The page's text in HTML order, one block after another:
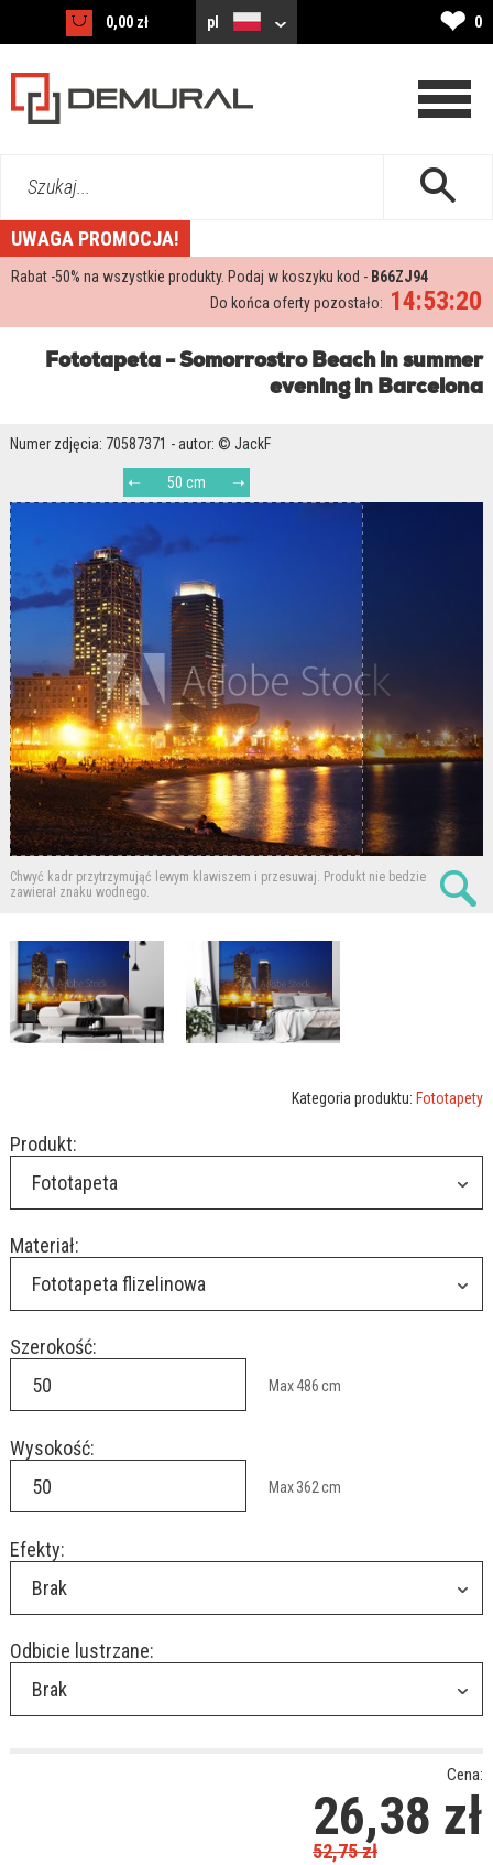
0,00 zł pl ❤ 0
Szukaj...
UWAGA PROMOCJA!
Rabat -50% na wszystkie produkty. Podaj w koszyku kod - B66ZJ94
14:53:18
Do końca oferty pozostało:
Fototapeta - Somorrostro Beach in summer
evening in Barcelona
Numer zdjęcia: 70587371 - autor: © JackF
50 cm
Chwyć kadr przytrzymująć lewym klawiszem i przesuwaj. Produkt nie bedzie
zawierał znaku wodnego.
Kategoria produktu: Fototapety
Produkt:
Fototapeta
Materiał:
Fototapeta flizelinowa
Szerokość:
Max486cm
Wysokość:
Max362cm
Efekty:
Brak
Odbicie lustrzane:
Brak
Cena:
26,38 zł
52,75zł